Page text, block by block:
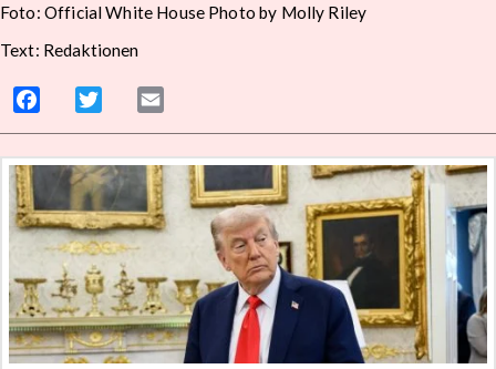
Foto: Official White House Photo by Molly Riley
Text: Redaktionen
Facebook Twitter